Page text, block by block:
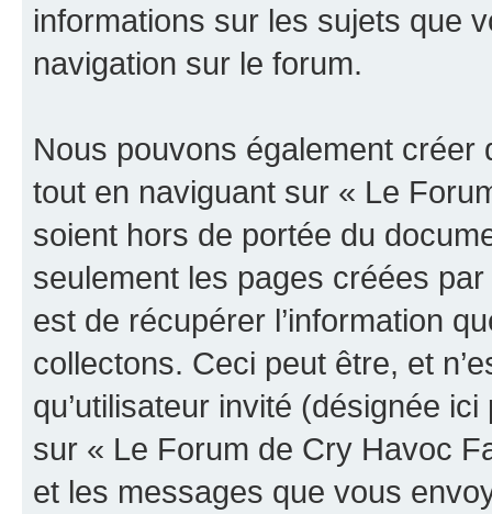
informations sur les sujets que
navigation sur le forum.
Nous pouvons également
tout en naviguant sur « Le
soient hors de portée du
seulement les pages créées
est de récupérer l’information
collectons. Ceci peut être, et
qu’utilisateur invité (désignée
sur « Le Forum de Cry Havoc
et les messages que vous